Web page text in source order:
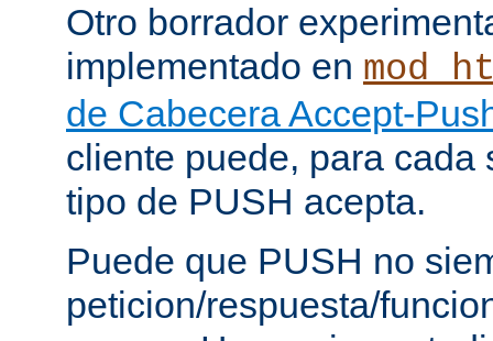
Otro borrador
implementado en
de Cabecera Accept-
cliente puede, para cada
tipo de PUSH acepta.
Puede que PUSH no
peticion/respuesta/